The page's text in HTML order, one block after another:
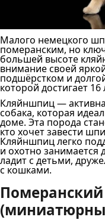
Малого немецкого
померанским, но
большей высоте
внимание своей
подшёрстком и
которой достигает 16
Кляйншпиц —
собака, которая
доме. Эта порода
кто хочет завести
Кляйншпиц легко
и охотно занимается
ладит с детьми,
с кошками.